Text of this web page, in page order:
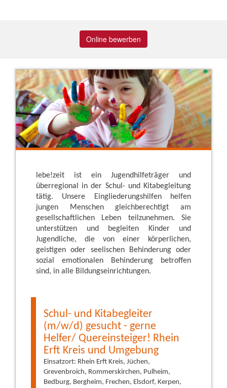
Online bewerben
lebe!zeit ist ein Jugendhilfeträger und
überregional in der Schul- und Kitabegleitung
tätig. Unsere Eingliederungshilfen helfen
jungen Menschen gleichberechtigt am
gesellschaftlichen Leben teilzunehmen. Sie
unterstützen und begleiten Kinder und
Jugendliche, die von einer körperlichen,
geistigen oder seelischen Behinderung oder
sozial emotionalen Behinderung betroffen
sind, in alle Bildungseinrichtungen.
Schul- und Kitabegleiter
(m/w/d) gesucht - gerne
Helfer/ Quereinsteiger! Rhein
Erft Kreis und Umgebung
Einsatzort: Rhein Erft Kreis, Jüchen,
Grevenbroich, Rommerskirchen, Pulheim,
Bedburg, Bergheim, Frechen, Elsdorf, Kerpen,